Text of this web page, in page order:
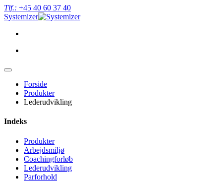
Tlf.: +45 40 60 37 40
Systemizer
Forside
Produkter
Lederudvikling
Indeks
Produkter
Arbejdsmiljø
Coachingforløb
Lederudvikling
Parforhold